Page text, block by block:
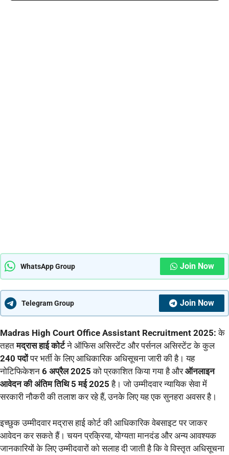
WhatsApp Group Join Now
Telegram Group Join Now
Madras High Court Office Assistant Recruitment 2025: के
तहतमद्रास हाई कोर्टने ऑफिस असिस्टेंट और पर्सनल असिस्टेंट के कुल
240 पदोंपर भर्ती के लिए आधिकारिक अधिसूचना जारी की है। यह
नोटिफिकेशन 6 अप्रैल 2025 को प्रकाशित किया गया है औरऑनलाइन
आवेदन की अंतिम तिथि 5 मई 2025 है। जो उम्मीदवार न्यायिक सेवा में
सरकारी नौकरी की तलाश कर रहे हैं, उनके लिए यह एक सुनहरा अवसर है।
इच्छुक उम्मीदवार मद्रास हाई कोर्ट की आधिकारिक वेबसाइट पर जाकर
आवेदन कर सकते हैं। चयन प्रक्रिया, योग्यता मानदंड और अन्य आवश्यक
जानकारियों के लिए उम्मीदवारों को सलाह दी जाती है कि वे विस्तृत अधिसूचना